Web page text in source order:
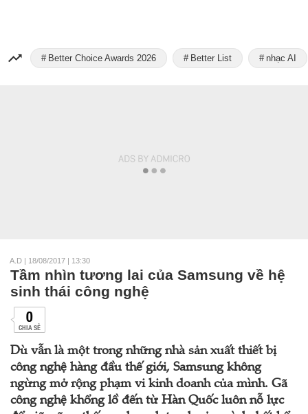
Better Choice Awards 2026 Better List nhạc AI
A.D | 18/08/2017 | 13:30
Tầm nhìn tương lai của Samsung về hệ
sinh thái công nghệ
0
CHIA SẺ
Dù vẫn là một trong những nhà sản xuất thiết bị
công nghệ hàng đầu thế giới, Samsung không
ngừng mở rộng phạm vi kinh doanh của mình. Gã
công nghệ khổng lồ đến từ Hàn Quốc luôn nỗ lực